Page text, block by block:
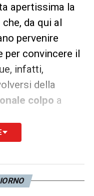
apertissima la
da qui al
pervenire
convincere il
infatti,
della
colpo a